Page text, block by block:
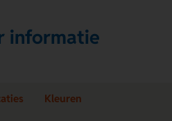
informatie
Kleuren